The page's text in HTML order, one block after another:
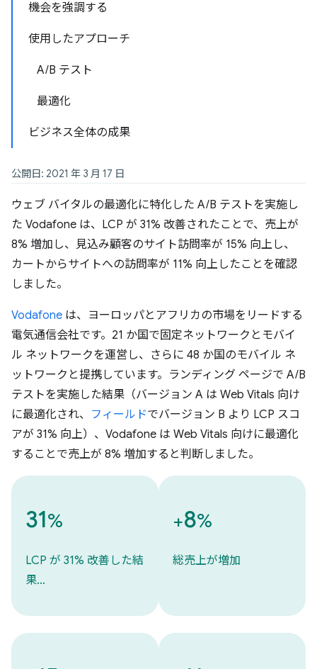
機会を強調する
使用したアプローチ
A/B テスト
最適化
ビジネス全体の成果
公開日: 2021 年 3 月 17 日
ウェブ バイタルの最適化に特化した A/B テストを実施し
た Vodafone は、LCP が 31% 改善されたことで、売上が
8% 増加し、見込み顧客のサイト訪問率が 15% 向上し、
カートからサイトへの訪問率が 11% 向上したことを確認
しました。
Vodafone は、ヨーロッパとアフリカの市場をリードする
電気通信会社です。21 か国で固定ネットワークとモバイ
ル ネットワークを運営し、さらに 48 か国のモバイル ネ
ットワークと提携しています。ランディング ページで A/B
テストを実施した結果（バージョン A は Web Vitals 向け
に最適化され、 フィールドでバージョン B より LCP スコ
アが 31% 向上）、Vodafone は Web Vitals 向けに最適化
することで売上が 8% 増加すると判断しました。
31%
LCP が 31% 改善した結
果…
+8%
総売上が増加